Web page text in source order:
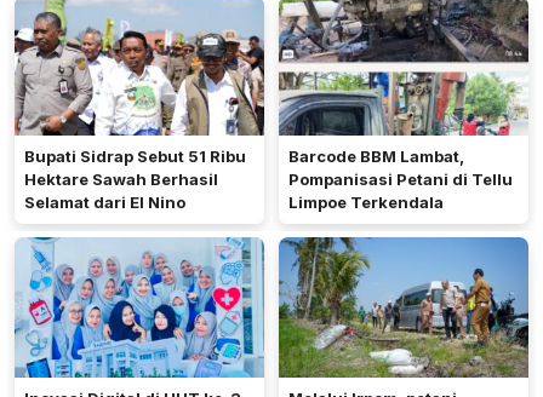
Bupati Sidrap Sebut 51 Ribu
Hektare Sawah Berhasil
Selamat dari El Nino
Barcode BBM Lambat,
Pompanisasi Petani di Tellu
Limpoe Terkendala